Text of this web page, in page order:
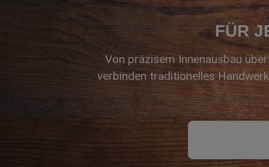
FÜR
Von präzisem Innenausbau
verbinden traditionelles